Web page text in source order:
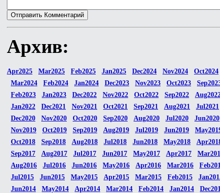
Архив:
Apr2025 Mar2025 Feb2025 Jan2025 Dec2024 Nov2024
Oct2024
Mar2024
Feb2024 Jan2024 Dec2023 Nov2023 Oct2023
Feb2023
Jan2023 Dec2022 Nov2022 Oct2022 Sep2022
Jan2022
Dec2021 Nov2021 Oct2021 Sep2021 Aug2021
Jul2021
Dec2020
Nov2020 Oct2020 Sep2020 Aug2020 Jul2020
Jun2020
Nov2019
Oct2019 Sep2019 Aug2019 Jul2019 Jun2019
Oct2018
Sep2018 Aug2018 Jul2018 Jun2018 May2018
Sep2017
Aug2017 Jul2017 Jun2017 May2017 Apr2017
Aug2016
Jul2016 Jun2016 May2016 Apr2016 Mar2016
Jul2015
Jun2015 May2015 Apr2015 Mar2015 Feb2015
Jun2014
May2014 Apr2014 Mar2014 Feb2014 Jan2014